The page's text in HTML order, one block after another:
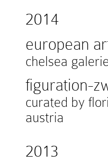
2014
european
chelsea
figuration-
curated by
austria
2013